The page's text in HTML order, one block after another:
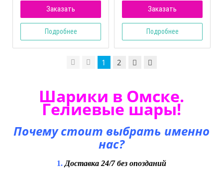
Заказать
Подробнее
Заказать
Подробнее
1 2
Шарики в Омске.
Гелиевые шары!
Почему стоит выбрать именно
нас?
1. Доставка 24/7 без опозданий